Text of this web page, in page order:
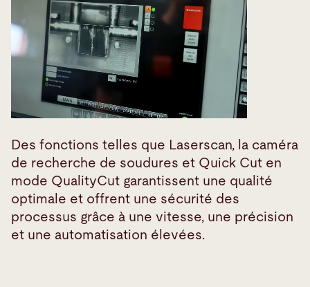
Des fonctions telles que Laserscan, la caméra
de recherche de soudures et Quick Cut en
mode QualityCut garantissent une qualité
optimale et offrent une sécurité des
processus grâce à une vitesse, une précision
et une automatisation élevées.